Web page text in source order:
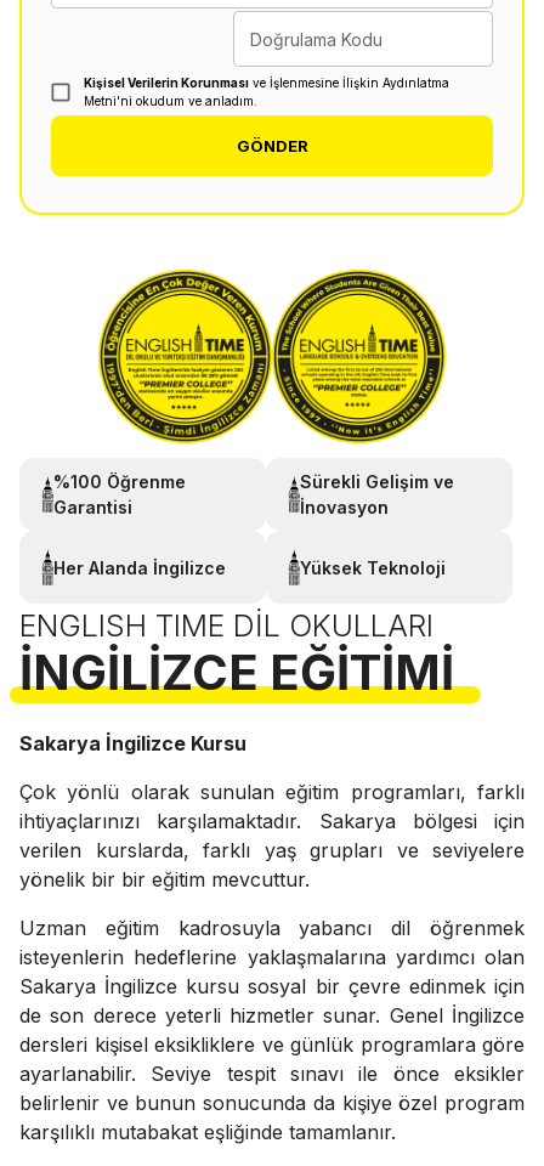
Doğrulama Kodu
Kişisel Verilerin Korunması ve İşlenmesine İlişkin Aydınlatma
Metni'ni okudum ve anladım.
GÖNDER
%100 Öğrenme
Garantisi
Sürekli Gelişim ve
İnovasyon
Her Alanda İngilizce Yüksek Teknoloji
ENGLISH TIME DIL OKULLARI
İNGILIZCE EĞITIMI
Sakarya İngilizce Kursu
Çok yönlü olarak sunulan eğitim programları, farklı
ihtiyaçlarınızı karşılamaktadır. Sakarya bölgesi için
verilen kurslarda, farklı yaş grupları ve seviyelere
yönelik bir bir eğitim mevcuttur.
Uzman eğitim kadrosuyla yabancı dil öğrenmek
isteyenlerin hedeflerine yaklaşmalarına yardımcı olan
Sakarya İngilizce kursu sosyal bir çevre edinmek için
de son derece yeterli hizmetler sunar. Genel İngilizce
dersleri kişisel eksikliklere ve günlük programlara göre
ayarlanabilir. Seviye tespit sınavı ile önce eksikler
belirlenir ve bunun sonucunda da kişiye özel program
karşılıklı mutabakat eşliğinde tamamlanır.